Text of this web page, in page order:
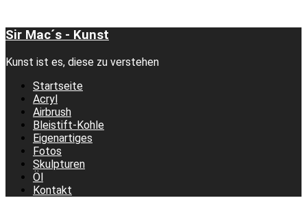
Sir Mac´s - Kunst
Kunst ist es, diese zu verstehen
Startseite
Acryl
Airbrush
Bleistift-Kohle
Eigenartiges
Fotos
Skulpturen
Öl
Kontakt